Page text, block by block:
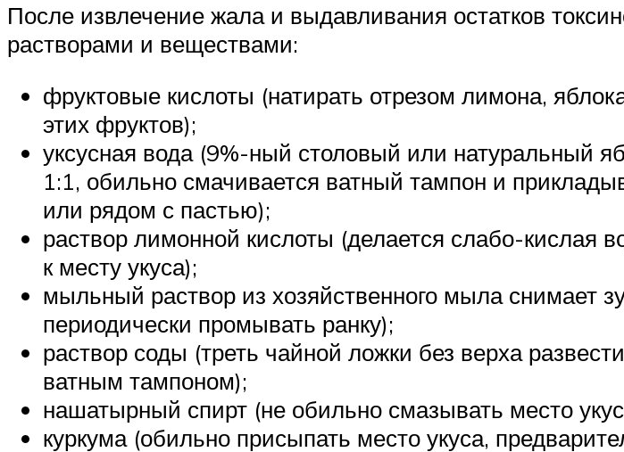
После извлечение жала и выдавливания остатков
растворами и веществами:
фруктовые кислоты (натирать отрезом лимона,
этих фруктов);
уксусная вода (9%-ный столовый или натуральный
1:1, обильно смачивается ватный тампон и
или рядом с пастью);
раствор лимонной кислоты (делается слабо-кислая
к месту укуса);
мыльный раствор из хозяйственного мыла снимает
периодически промывать ранку);
раствор соды (треть чайной ложки без верха
ватным тампоном);
нашатырный спирт (не обильно смазывать место
куркума (обильно присыпать место укуса,